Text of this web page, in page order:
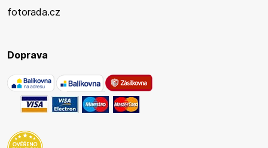
fotorada.cz
Doprava